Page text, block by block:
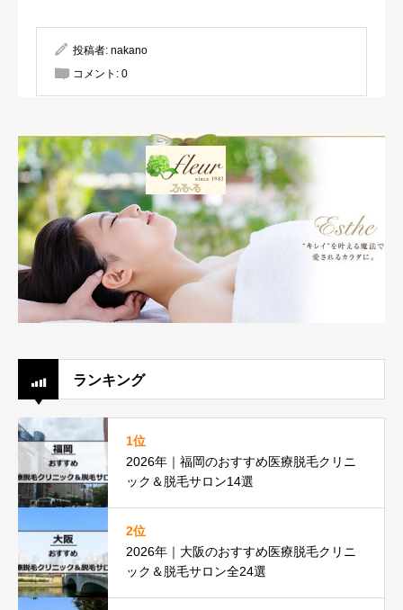
投稿者: nakano
コメント: 0
ランキング
1位
2026年｜福岡のおすすめ医療脱毛クリニ
ック＆脱毛サロン14選
2位
2026年｜大阪のおすすめ医療脱毛クリニ
ック＆脱毛サロン全24選